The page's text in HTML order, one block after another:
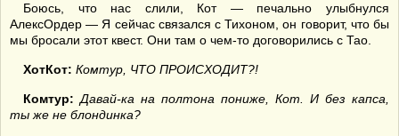
Боюсь, что нас слили, Кот — печально улыбнулся
АлексОрдер — Я сейчас связался с Тихоном, он говорит, что бы
мы бросали этот квест. Они там о чем-то договорились с Тао.
ХотКот: Комтур, ЧТО ПРОИСХОДИТ?!
Комтур: Давай-ка на полтона пониже, Кот. И без капса,
ты же не блондинка?